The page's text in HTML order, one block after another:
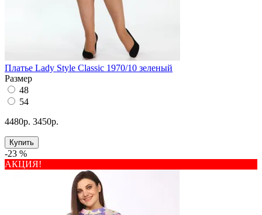
Платье Lady Style Classic 1970/10 зеленый
Размер
48
54
4480р. 3450р.
Купить
-23 %
АКЦИЯ!